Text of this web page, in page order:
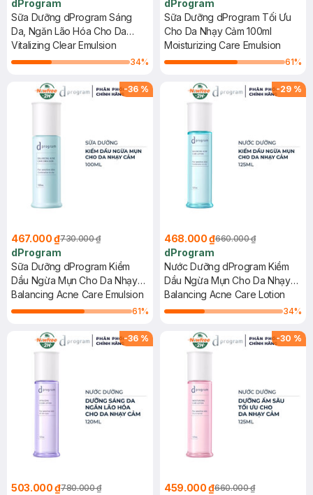
dProgram
Sữa Dưỡng dProgram Sáng
Da, Ngăn Lão Hóa Cho Da
Nhạy Cảm 100ml
Vitalizing Clear Emulsion
34%
dProgram
Sữa Dưỡng dProgram Tối Ưu
Cho Da Nhạy Cảm 100ml
Moisturizing Care Emulsion
61%
-36 %
467.000 ₫730.000 ₫
dProgram
Sữa Dưỡng dProgram Kiềm
Dầu Ngừa Mụn Cho Da Nhạy
Cảm 100ml
Balancing Acne Care Emulsion
61%
-29 %
468.000 ₫660.000 ₫
dProgram
Nước Dưỡng dProgram Kiềm
Dầu Ngừa Mụn Cho Da Nhạy
Cảm 125ml
Balancing Acne Care Lotion
34%
-36 %
503.000 ₫780.000 ₫
-30 %
459.000 ₫660.000 ₫